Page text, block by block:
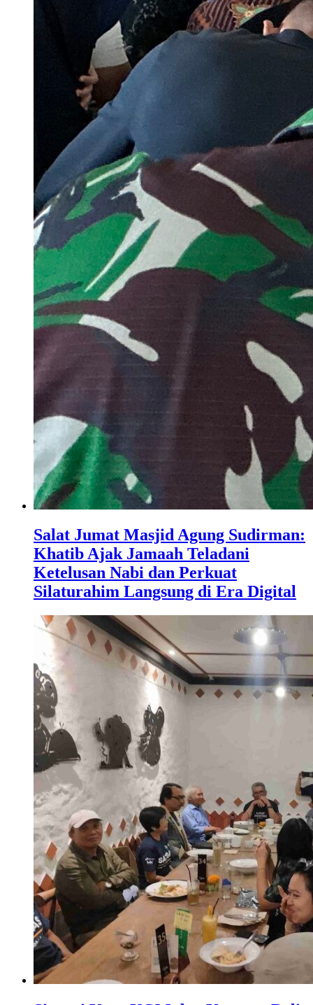
Salat Jumat Masjid Agung Sudirman:
Khatib Ajak Jamaah Teladani
Ketelusan Nabi dan Perkuat
Silaturahim Langsung di Era Digital